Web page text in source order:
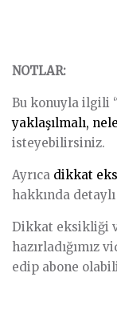
NOTLAR:
Bu konuyla ilgili
yaklaşılmalı,
isteyebilirsiniz.
Ayrıca dikkat
hakkında
Dikkat eksikliği
hazırladığımız
edip abone